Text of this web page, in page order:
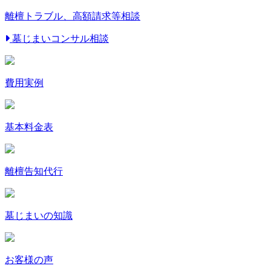
離檀トラブル 、高額請求等相談
墓じまいコンサル相談
費用実例
基本料金表
離檀告知代行
墓じまいの知識
お客様の声